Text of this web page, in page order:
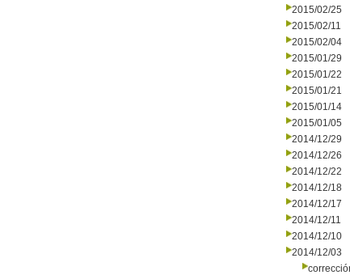
2015/02/25
2015/02/11
2015/02/04
2015/01/29
2015/01/22
2015/01/21
2015/01/14
2015/01/05
2014/12/29
2014/12/26
2014/12/22
2014/12/18
2014/12/17
2014/12/11
2014/12/10
2014/12/03